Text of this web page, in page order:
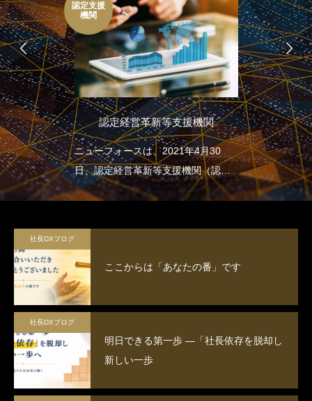
認定支援
機関
認定経営革新等支援機関
ニューフォースは、2021年4月30
日、認定経営革新等支援機関（認定
支援機関）となりました
社長DXブログ
ここからは「あなたの番」です
社長DXブログ
明日できる第一歩 ―「社長依存を脱却し
新しい一歩